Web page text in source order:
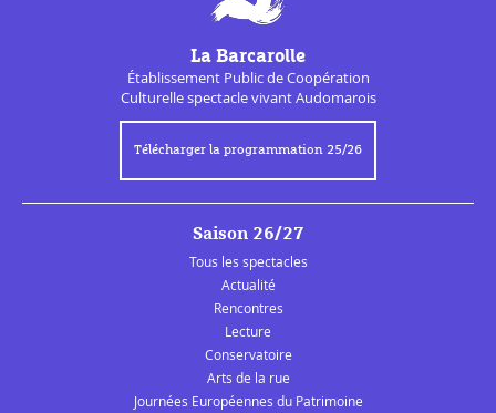
La Barcarolle
Établissement Public deCoopération
Culturellespectacle vivant Audomarois
Télécharger la programmation 25/26
Saison 26/27
Tous les spectacles
Actualité
Rencontres
Lecture
Conservatoire
Arts de la rue
Journées Européennes du Patrimoine